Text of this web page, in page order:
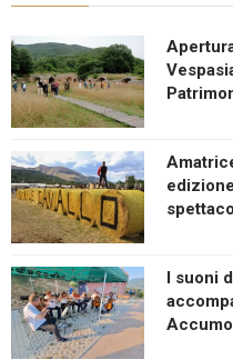
I suoni